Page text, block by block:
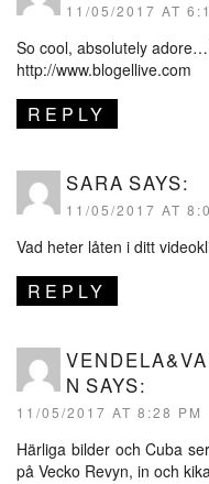
11/05/2017 AT
So cool, absolutely
http://www.blogellive.com
REPLY
SARA SAYS:
11/05/2017 AT
Vad heter låten i ditt
REPLY
N SAYS:
11/05/2017 AT 8:28 PM
Härliga bilder och Cuba
på Vecko Revyn, in och